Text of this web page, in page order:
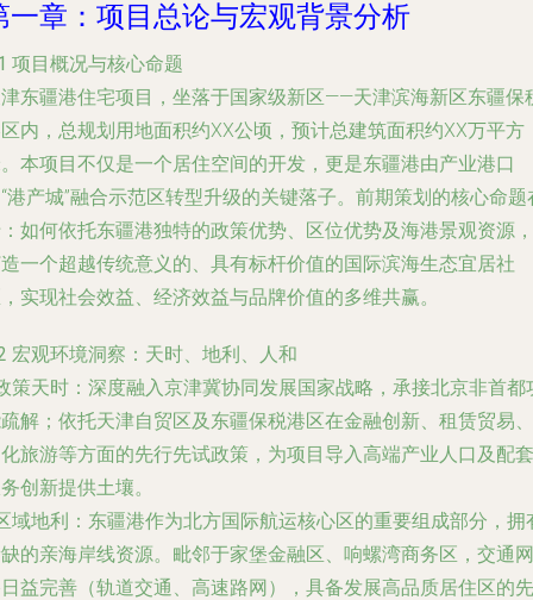
一章：项目总论与宏观背景分析
项目概况与核心命题
东疆港住宅项目，坐落于国家级新区——天津滨海新区东疆保
内，总规划用地面积约XX公顷，预计总建筑面积约XX万平方
本项目不仅是一个居住空间的开发，更是东疆港由产业港口
港产城”融合示范区转型升级的关键落子。前期策划的核心命题
如何依托东疆港独特的政策优势、区位优势及海港景观资源，
一个超越传统意义的、具有标杆价值的国际滨海生态宜居社
实现社会效益、经济效益与品牌价值的多维共赢。
宏观环境洞察：天时、地利、人和
策天时 ：深度融入京津冀协同发展国家战略，承接北京非首都
解；依托天津自贸区及东疆保税港区在金融创新、租赁贸易、
旅游等方面的先行先试政策，为项目导入高端产业人口及配套
创新提供土壤。
域地利 ：东疆港作为北方国际航运核心区的重要组成部分，拥
的亲海岸线资源。毗邻于家堡金融区、响螺湾商务区，交通网
益完善（轨道交通、高速路网），具备发展高品质居住区的先